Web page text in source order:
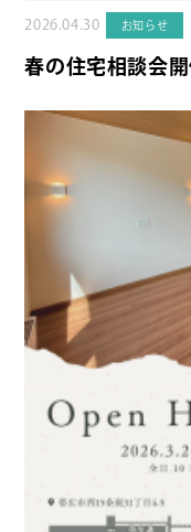
2026.04.30 お知らせ
春の住宅相談会